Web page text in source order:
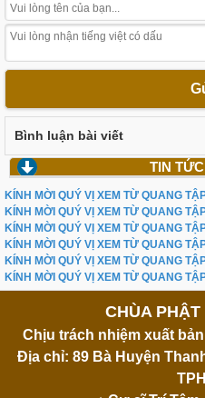
Bình luận bài viết
TIN
KÍNH MỜI QUÝ VỊ XEM TỪ QUANG
KÍNH MỜI QUÝ VỊ XEM TỪ QUANG
KÍNH MỜI QUÝ VỊ XEM TỪ QUANG
KÍNH MỜI QUÝ VỊ XEM TỪ QUANG
KÍNH MỜI QUÝ VỊ XEM TỪ QUANG
KÍNH MỜI QUÝ VỊ XEM TỪ QUANG
CHÙA
Chịu trách nhiệm xuất
Địa chỉ: 89 Bà Huyện